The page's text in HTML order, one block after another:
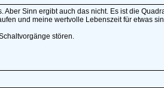
Sinn ergibt auch das nicht. Es ist die
und meine wertvolle Lebenszeit für etwas
stören.